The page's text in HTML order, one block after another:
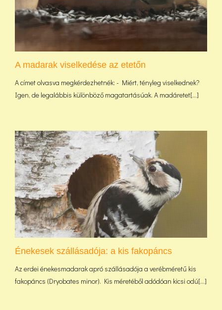
A madarak viselkedése az etetőn
A címet olvasva megkérdezhetnék: - Miért, tényleg viselkednek?
Igen, de legalábbis különböző magatartásúak. A madáretet[...]
Énekesek szállásadója: a kis fakopáncs
Az erdei énekesmadarak apró szállásadója a verébméretű kis
fakopáncs (Dryobates minor). Kis méretéből adódóan kicsi odú[...]